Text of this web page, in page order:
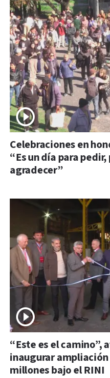
Celebraciones en
“Es un día para
agradecer”
“Este es el camino”,
inaugurar
millones bajo el RINI